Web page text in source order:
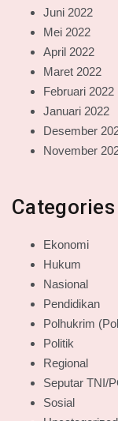
Juni 2022
Mei 2022
April 2022
Maret 2022
Februari 2022
Januari 2022
Desember
November
Categories
Ekonomi
Hukum
Nasional
Pendidikan
Polhukrim
Politik
Regional
Seputar TNI/
Sosial